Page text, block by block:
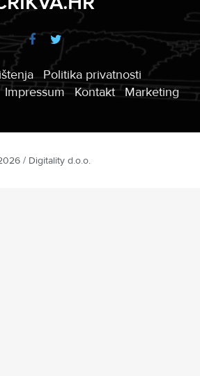
Politika privatnosti
Impressum Kontakt Marketing
/ Digitality d.o.o.